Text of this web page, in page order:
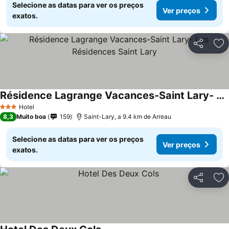
Selecione as datas para ver os preços
exatos.
Ver preços
Partilhar
3 EstrelasHotel
Résidence Lagrange Vacances-Saint Lary- Les Résidences Saint Lary
8,3 Muito boa 159 Saint-Lary, a 9.4 km de Arreau
Selecione as datas para ver os preços
exatos.
Ver preços
Partilhar